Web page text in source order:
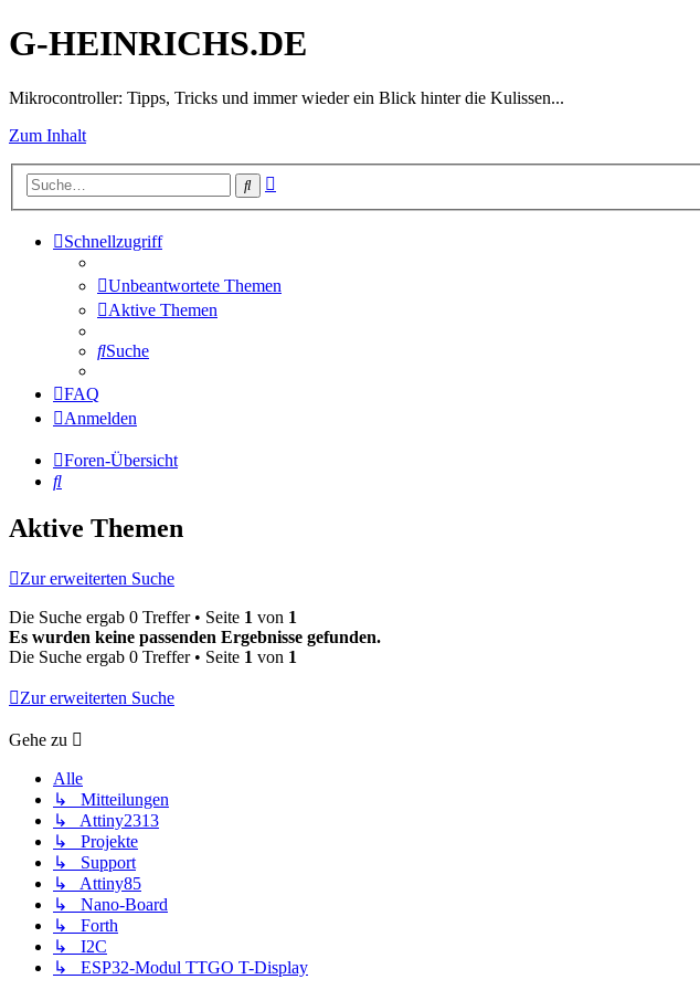
G-HEINRICHS.DE
Mikrocontroller: Tipps, Tricks und immer wieder ein Blick hinter die Kulissen...
Zum Inhalt
Suche
Schnellzugriff
Unbeantwortete Themen
Aktive Themen
Suche
FAQ
Anmelden
Foren-Übersicht
Suche
Aktive Themen
Zur erweiterten Suche
Die Suche ergab 0 Treffer • Seite 1 von 1
Es wurden keine passenden Ergebnisse gefunden.
Die Suche ergab 0 Treffer • Seite 1 von 1
Zur erweiterten Suche
Gehe zu
Alle
↳ Mitteilungen
↳ Attiny2313
↳ Projekte
↳ Support
↳ Attiny85
↳ Nano-Board
↳ Forth
↳ I2C
↳ ESP32-Modul TTGO T-Display